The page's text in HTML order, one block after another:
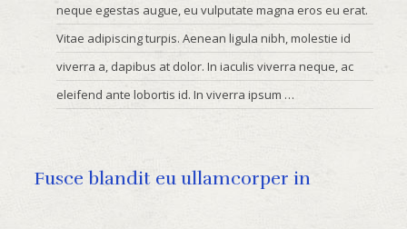
neque egestas augue, eu vulputate magna eros eu erat.
Vitae adipiscing turpis. Aenean ligula nibh, molestie id
viverra a, dapibus at dolor. In iaculis viverra neque, ac
eleifend ante lobortis id. In viverra ipsum …
Fusce blandit eu ullamcorper in